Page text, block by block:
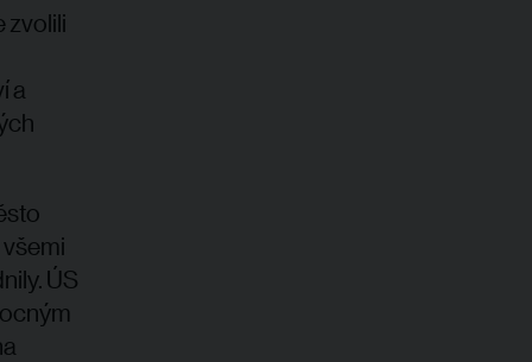
zvolili
a
ÚS